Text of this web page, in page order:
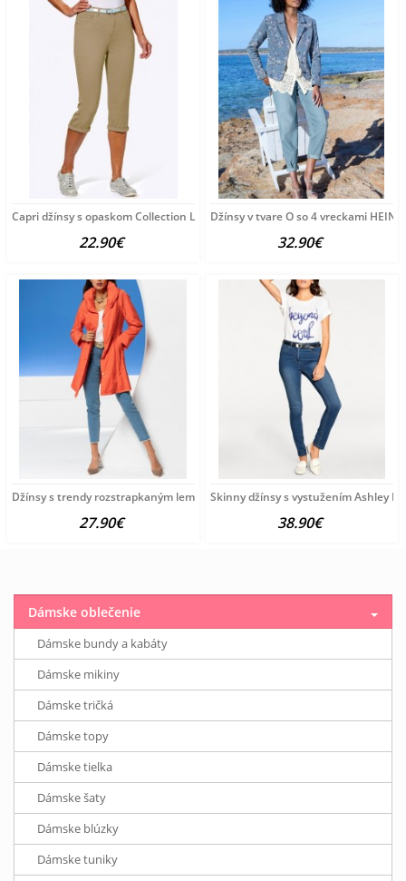
Capri džínsy s opaskom Collection L, pieskové
22.90€
Džínsy v tvare O so 4 vreckami
32.90€
Džínsy s trendy rozstrapkaným lemom HEINE, modrobiele
27.90€
Skinny džínsy s vystužením Ashley
38.90€
Dámske oblečenie
Dámske bundy a kabáty
Dámske mikiny
Dámske tričká
Dámske topy
Dámske tielka
Dámske šaty
Dámske blúzky
Dámske tuniky